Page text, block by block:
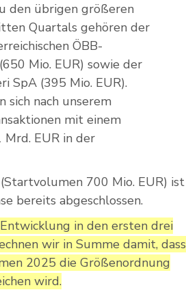
den übrigen größeren
Quartals gehören der
ÖBB-
Mio. EUR) sowie der
SpA (395 Mio. EUR).
sich nach unserem
mit einem
EUR in der
700 Mio. EUR) ist
bereits abgeschlossen.
in den ersten drei
wir in Summe damit, dass
2025 die Größenordnung
wird.